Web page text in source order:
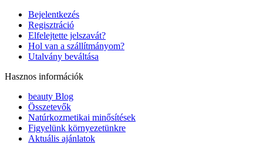
Bejelentkezés
Regisztráció
Elfelejtette jelszavát?
Hol van a szállítmányom?
Utalvány beváltása
Hasznos információk
beauty Blog
Összetevők
Natúrkozmetikai minősítések
Figyelünk környezetünkre
Aktuális ajánlatok